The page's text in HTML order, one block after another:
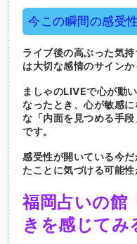
今この瞬間の感受
ライブ後の高ぶった気
は大切な感情のサインか
ましゃのLIVEで心が動
なったとき、心が敏感
な「内面を見つめる手
です。
感受性が開いている今
たことに気づける可能性
福岡占いの館
きを感じてみ